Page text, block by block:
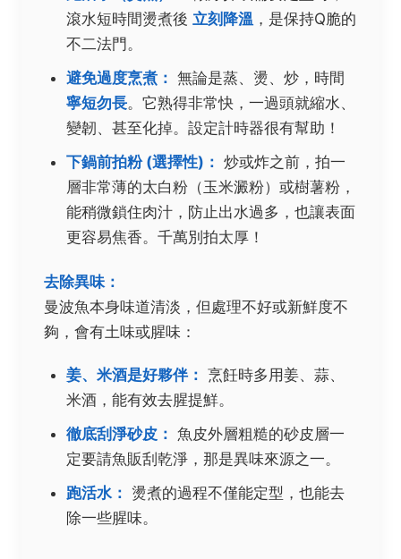
滾水短時間燙煮後 立刻降溫 ，是保持Q脆的
不二法門。
避免過度烹煮： 無論是蒸、燙、炒，時間
寧短勿長。它熟得非常快，一過頭就縮水、
變韌、甚至化掉。設定計時器很有幫助！
下鍋前拍粉 (選擇性)： 炒或炸之前，拍一
層非常薄的太白粉（玉米澱粉）或樹薯粉，
能稍微鎖住肉汁，防止出水過多，也讓表面
更容易焦香。千萬別拍太厚！
去除異味：
曼波魚本身味道清淡，但處理不好或新鮮度不
夠，會有土味或腥味：
姜、米酒是好夥伴： 烹飪時多用姜、蒜、
米酒，能有效去腥提鮮。
徹底刮淨砂皮： 魚皮外層粗糙的砂皮層一
定要請魚販刮乾淨，那是異味來源之一。
跑活水： 燙煮的過程不僅能定型，也能去
除一些腥味。